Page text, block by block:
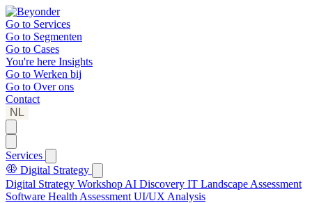
Go to Services
Go to Segmenten
Go to Cases
You're here Insights
Go to Werken bij
Go to Over ons
Contact
NL
Services
Digital Strategy
Digital Strategy Workshop AI Discovery IT Landscape Assessment
Software Health Assessment UI/UX Analysis